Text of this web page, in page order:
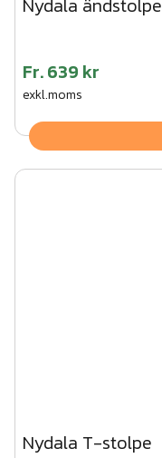
Fr.639 kr
exkl.moms
Nydala T-stolpe